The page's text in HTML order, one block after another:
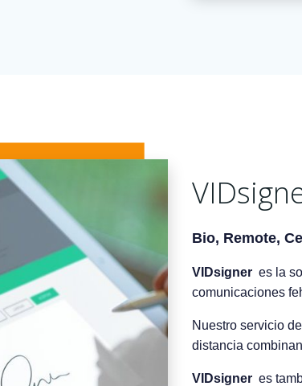
Bio, Remote,
VIDsigner es la
comunicaciones
Nuestro servicio
distancia
VIDsigner es